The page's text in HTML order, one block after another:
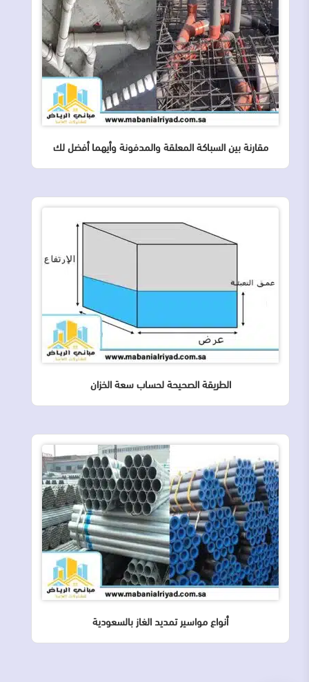
مقارنة بين السباكة المعلقة والمدفونة وأيهما أفضل لك
الطريقة الصحيحة لحساب سعة الخزان
أنواع مواسير تمديد الغاز بالسعودية